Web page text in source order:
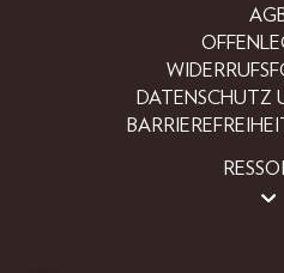
DATENSCHUTZ